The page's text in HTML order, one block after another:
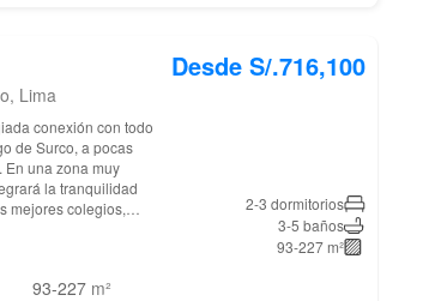
Lima
de Surco, a pocas
En una zona muy
la tranquilidad
mejores colegios,
valiosos de su
tenerlo todo cerca.
93-227 m²
Desde S/.716,100
2-3 dormitorios
3-5 baños
93-227 m²